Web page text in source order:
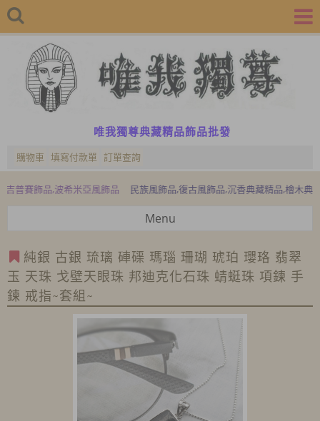
唯我獨尊典藏精品飾品批發
購物車 填寫付款單 訂單查詢
,波希米亞風飾品 民族風飾品,復古風飾品,沉香典藏精品,檜木典藏精品,檜
Menu
純銀 古銀 琉璃 硨磲 瑪瑙 珊瑚 琥珀 瓔珞 翡翠
玉 天珠 戈壁天眼珠 邦迪克化石珠 蜻蜓珠 項鍊 手
鍊 戒指~套組~